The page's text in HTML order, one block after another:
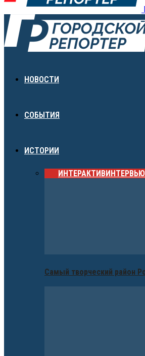
НОВОСТИ
СОБЫТИЯ
ИСТОРИИ
ИНТЕРАКТИВИНТЕРВЬЮ
Самый творческий район